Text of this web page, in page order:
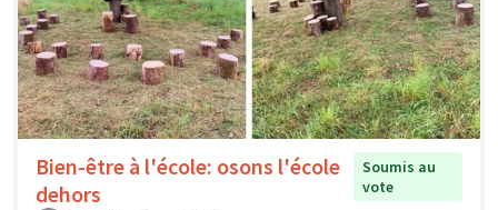
Bien-être à l'école: osons l'école
dehors
Soumis au
vote